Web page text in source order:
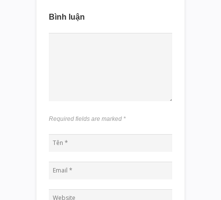
Bình luận
Required fields are marked *